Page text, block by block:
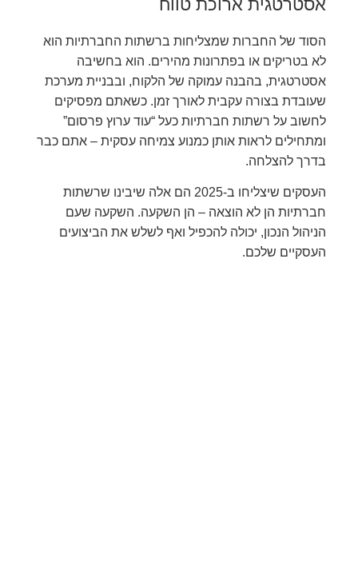
אסטרטגית ארוכת טווח
הסוד של החברות שמצליחות ברשתות החברתיות הוא
לא בטריקים או בפתרונות מהירים. הוא בחשיבה
אסטרטגית, בהבנה עמוקה של הלקוח, ובבניית מערכת
שעובדת בצורה עקבית לאורך זמן. כשאתם מפסיקים
לחשוב על רשתות חברתיות כעל “עוד ערוץ פרסום”
ומתחילים לראות אותן כמנוע צמיחה עסקית – אתם כבר
בדרך להצלחה.
העסקים שיצליחו ב-2025 הם אלה שיבינו שרשתות
חברתיות הן לא הוצאה – הן השקעה. השקעה שעם
הניהול הנכון, יכולה להכפיל ואף לשלש את הביצועים
העסקיים שלכם.